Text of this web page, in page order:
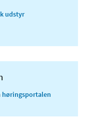
udstyr
høringsportalen